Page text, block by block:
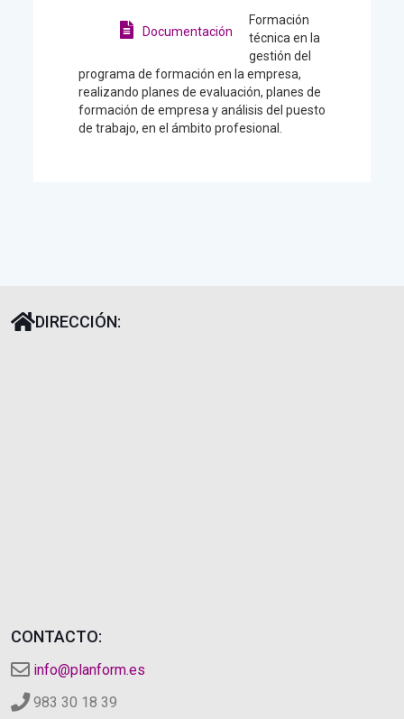
Documentación
Formación
técnica en la
gestión del
programa de formación en la empresa,
realizando planes de evaluación, planes de
formación de empresa y análisis del puesto
de trabajo, en el ámbito profesional.
DIRECCIÓN:
CONTACTO:
info@planform.es
983 30 18 39